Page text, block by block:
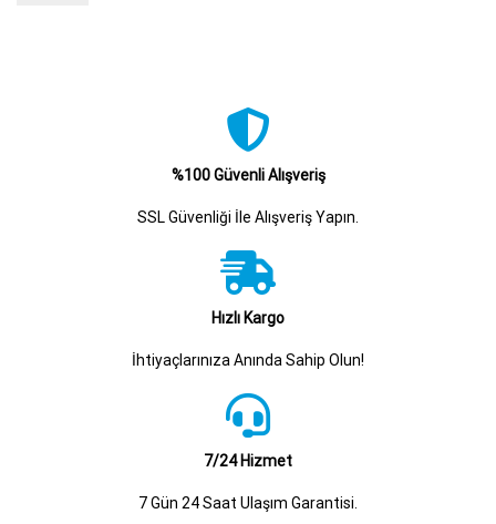
%100 Güvenli Alışveriş
SSL Güvenliği İle Alışveriş Yapın.
Hızlı Kargo
İhtiyaçlarınıza Anında Sahip Olun!
7/24 Hizmet
7 Gün 24 Saat Ulaşım Garantisi.